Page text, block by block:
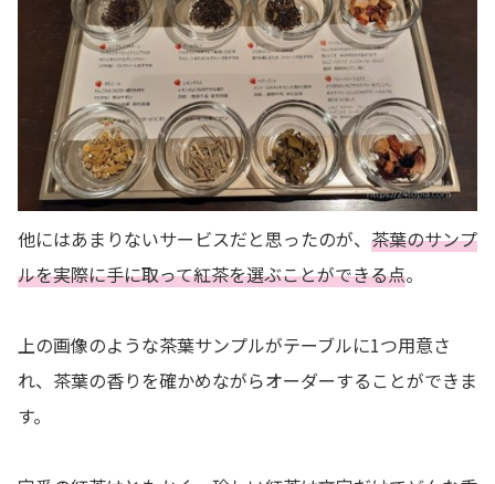
他にはあまりないサービスだと思ったのが、 茶葉のサンプ
ルを実際に手に取って紅茶を選ぶことができる点。
上の画像のような茶葉サンプルがテーブルに1つ用意さ
れ、茶葉の香りを確かめながらオーダーすることができま
す。